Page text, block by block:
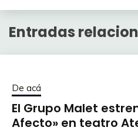
Entradas
De acá
El Grupo Malet
Afecto» en teatro